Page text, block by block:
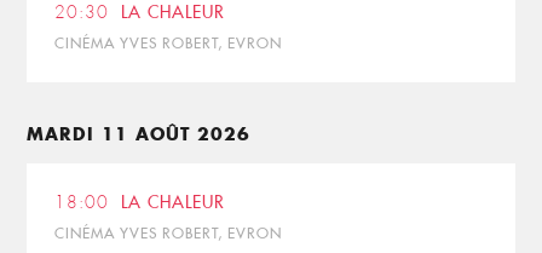
20:30 LA CHALEUR
CINÉMA YVES ROBERT, EVRON
MARDI 11 AOÛT 2026
18:00 LA CHALEUR
CINÉMA YVES ROBERT, EVRON